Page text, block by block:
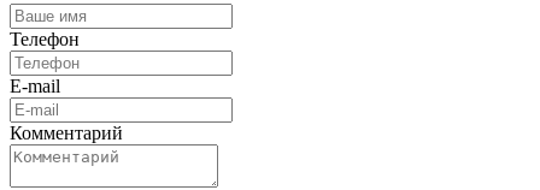
Телефон
E-mail
Комментарий